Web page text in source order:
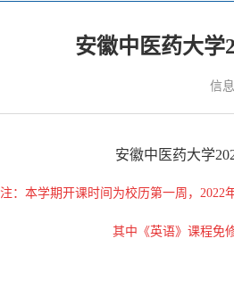
安徽中医药大学
信
安徽中医药大学
注：本学期开课时间为校历第一周， 2022
其中《英语》课程免